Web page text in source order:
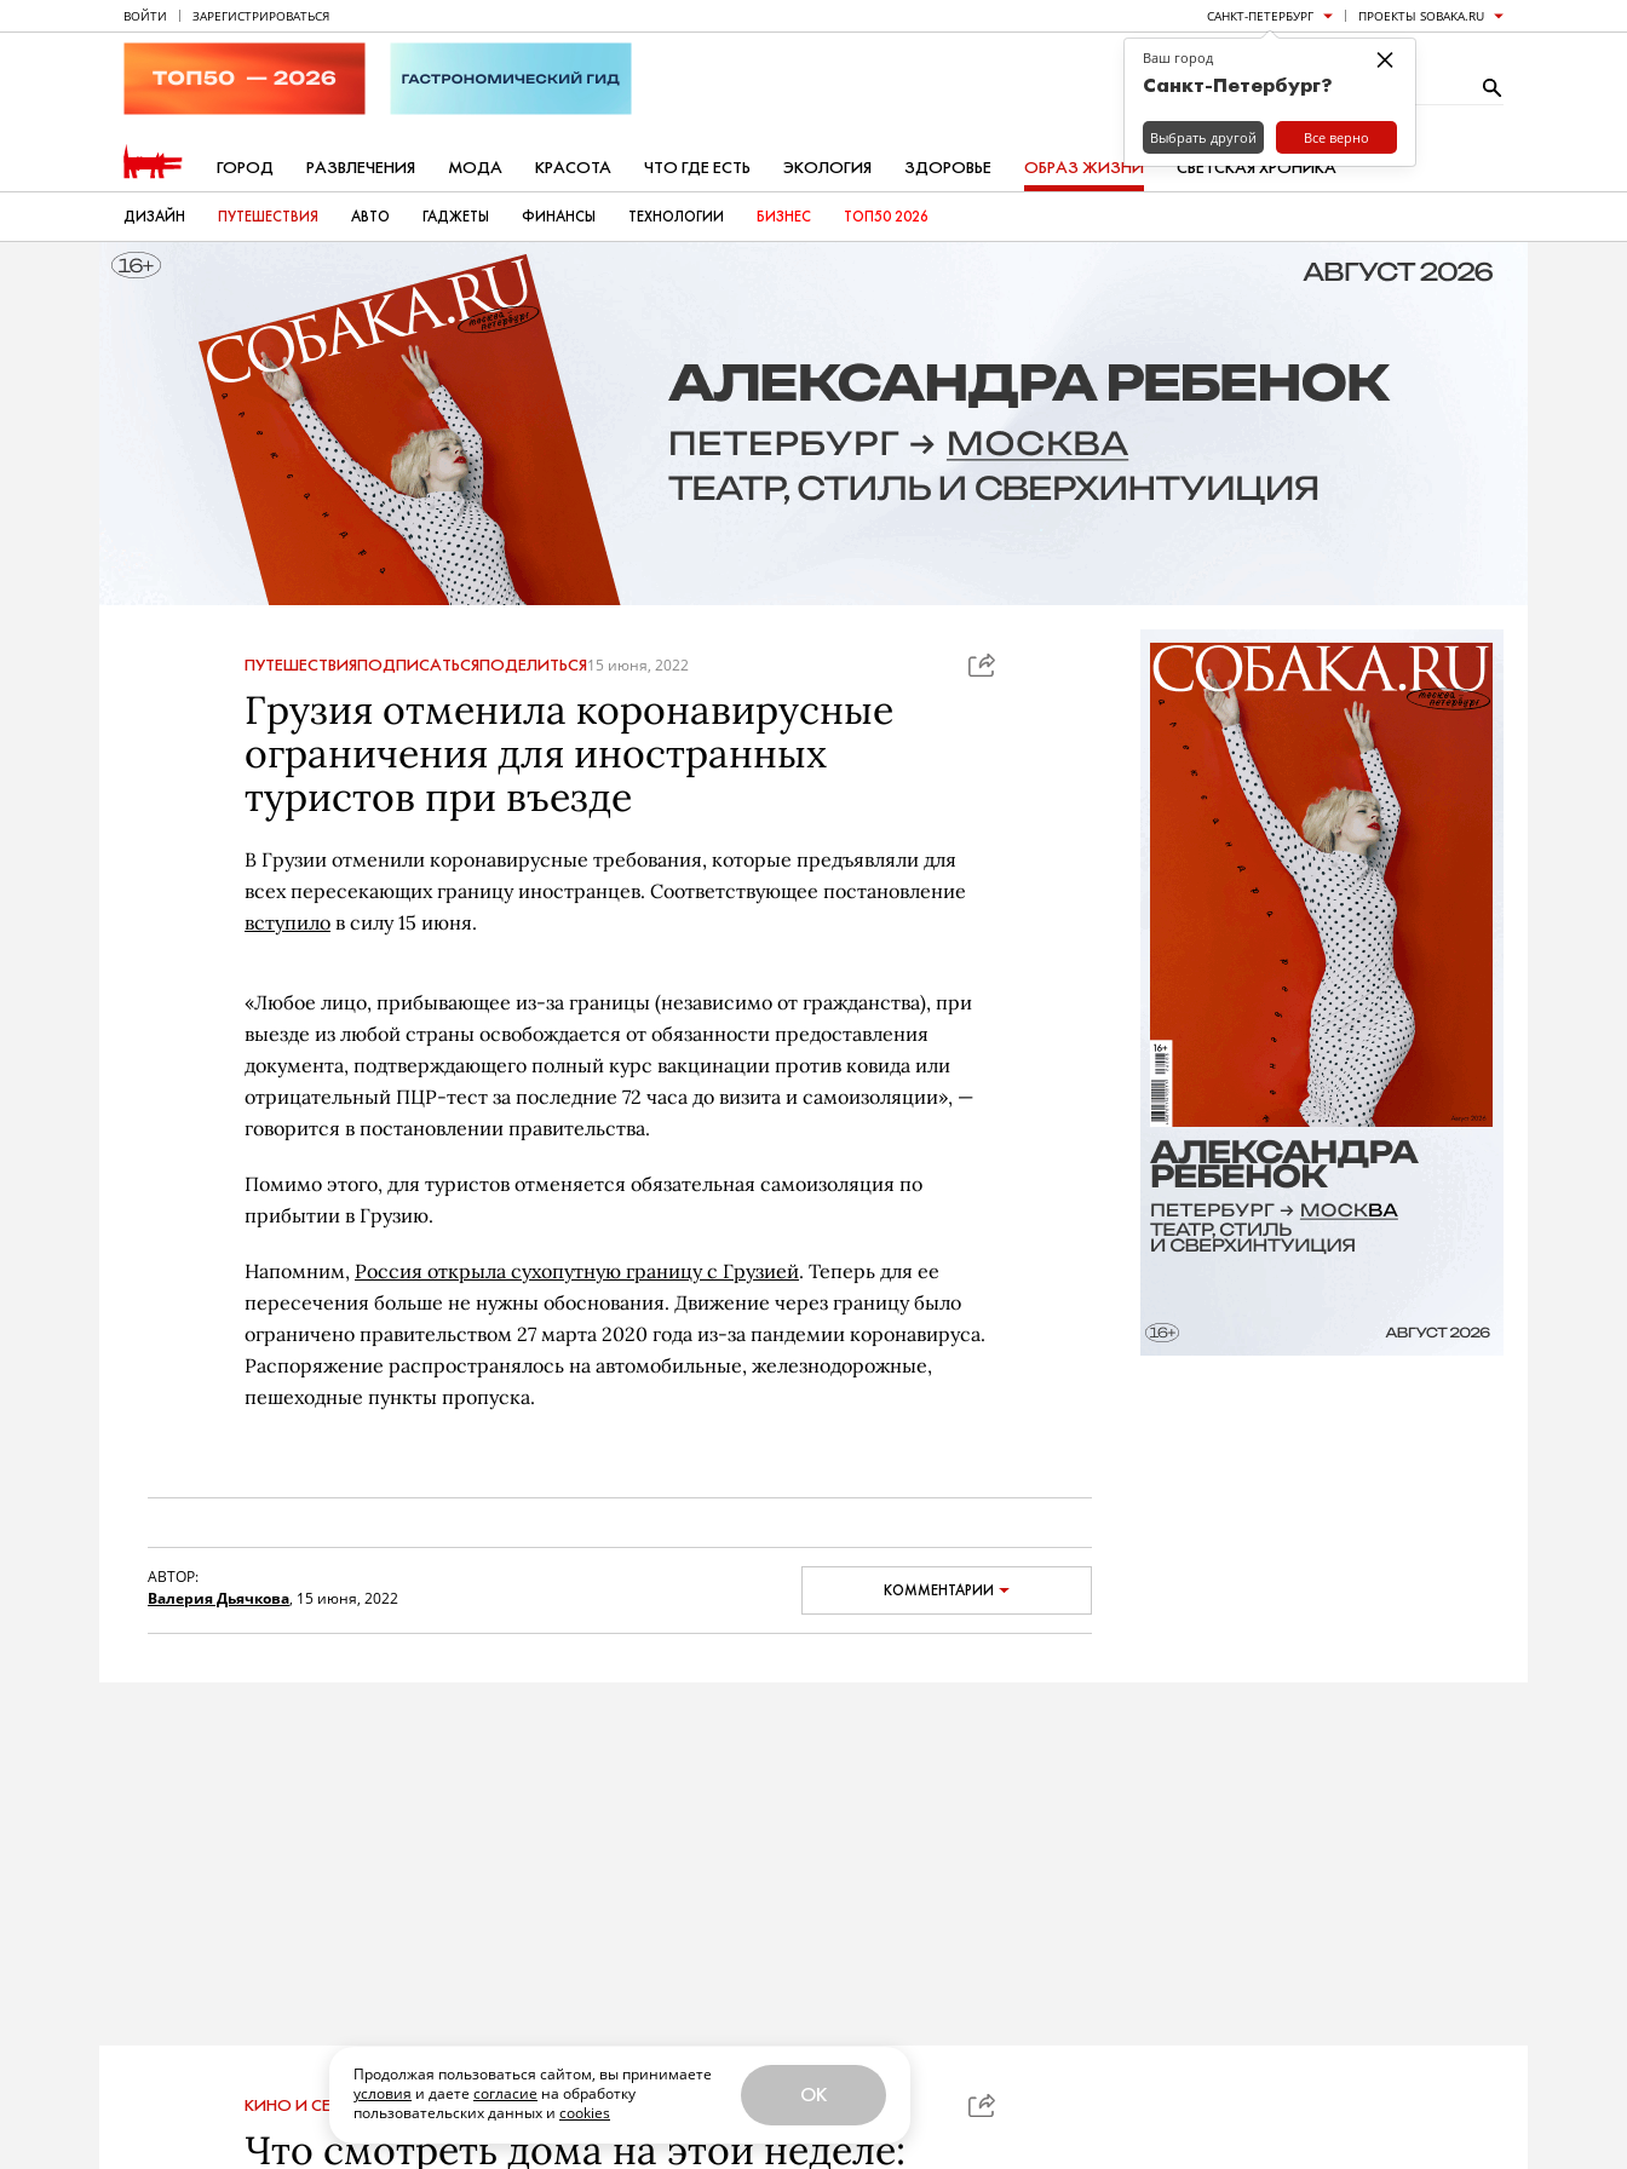
Продолжая пользоваться сайтом, вы принимаете
условия и даете согласие на обработку
пользовательских данных и cookies
OK
ВОЙТИ ЗАРЕГИСТРИРОВАТЬСЯ САНКТ-ПЕТЕРБУРГ ПРОЕКТЫ SOBAKA.RU
ГОРОД РАЗВЛЕЧЕНИЯ МОДА КРАСОТА ЧТО ГДЕ ЕСТЬ ЭКОЛОГИЯ ЗДОРОВЬЕ ОБРАЗ ЖИЗНИ СВЕТСКАЯ ХРОНИКА
ДИЗАЙН ПУТЕШЕСТВИЯ АВТО ГАДЖЕТЫ ФИНАНСЫ ТЕХНОЛОГИИ БИЗНЕС ТОП50 2026
ПУТЕШЕСТВИЯПОДПИСАТЬСЯПОДЕЛИТЬСЯ15 июня, 2022
Грузия отменила коронавирусные
ограничения для иностранных
туристов при въезде
В Грузии отменили коронавирусные требования, которые предъявляли для
всех пересекающих границу иностранцев. Соответствующее постановление
вступило в силу 15 июня.
«Любое лицо, прибывающее из-за границы (независимо от гражданства), при
выезде из любой страны освобождается от обязанности предоставления
документа, подтверждающего полный курс вакцинации против ковида или
отрицательный ПЦР-тест за последние 72 часа до визита и самоизоляции», —
говорится в постановлении правительства.
Помимо этого, для туристов отменяется обязательная самоизоляция по
прибытии в Грузию.
Напомним, Россия открыла сухопутную границу с Грузией. Теперь для ее
пересечения больше не нужны обоснования. Движение через границу было
ограничено правительством 27 марта 2020 года из-за пандемии коронавируса.
Распоряжение распространялось на автомобильные, железнодорожные,
пешеходные пункты пропуска.
АВТОР:
Валерия Дьячкова, 15 июня, 2022 КОММЕНТАРИИ
КИНО И СЕРИАЛЫПОДПИСАТЬСЯПОДЕЛИТЬСЯ
Что смотреть дома на этой неделе:
×
Ваш город
Санкт-Петербург?
Выбрать другой Все верно